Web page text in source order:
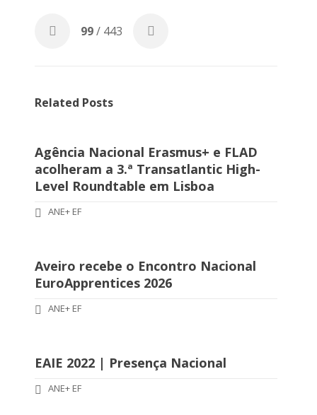
99/ 443
Related Posts
Agência Nacional Erasmus+ e FLAD
acolheram a 3.ª Transatlantic High-
Level Roundtable em Lisboa
ANE+ EF
Aveiro recebe o Encontro Nacional
EuroApprentices 2026
ANE+ EF
EAIE 2022 | Presença Nacional
ANE+ EF